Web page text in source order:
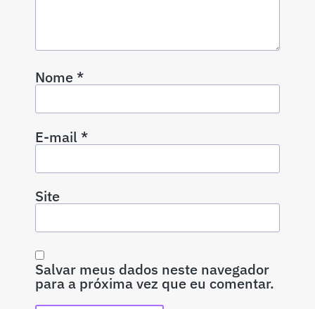
Nome*
E-mail*
Site
Salvar meus dados neste navegador
para a próxima vez que eu comentar.